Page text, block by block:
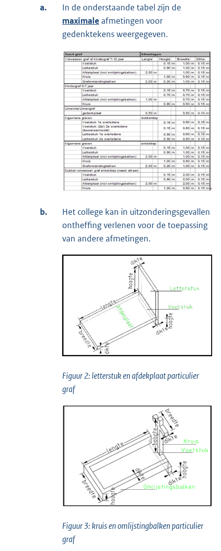
a.
In de onderstaande tabel zijn de
maximaleafmetingen voor
gedenktekens weergegeven.
b.
Het college kan in uitzonderingsgevallen
ontheffing verlenen voor de toepassing
van andere afmetingen.
Figuur 2: letterstuk en afdekplaat particulier
graf
Figuur 3: kruis en omlijstingbalken particulier
graf